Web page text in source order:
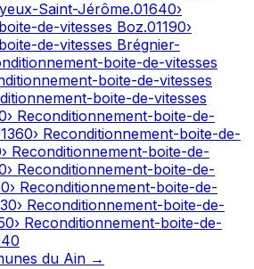
Saint-Jérôme.01640›
de-vitesses Boz.01190›
de-vitesses Brégnier-
boite-de-vitesses
boite-de-vitesses
boite-de-vitesses
› Reconditionnement-boite-de-
› Reconditionnement-boite-de-
› Reconditionnement-boite-de-
› Reconditionnement-boite-de-
› Reconditionnement-boite-de-
› Reconditionnement-boite-de-
› Reconditionnement-boite-de-
du Ain →